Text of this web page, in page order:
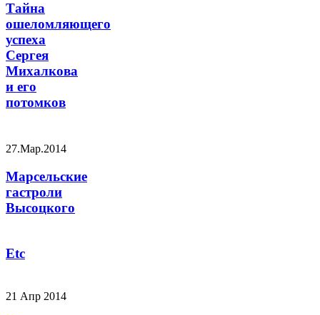
Тайна
ошеломляющего
успеха
Сергея
Михалкова
и его
потомков
27.Мар.2014
Марсельские
гастроли
Высоцкого
Etc
21 Апр 2014